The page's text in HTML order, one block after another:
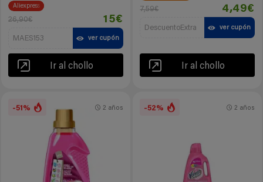
Aliexpress
26,90€ 15€
MAES153 ver cupón
Ir al chollo
7,59€ 4,49€
DescuentoExtra ver cupón
Ir al chollo
-51% 2 años -52% 2 años